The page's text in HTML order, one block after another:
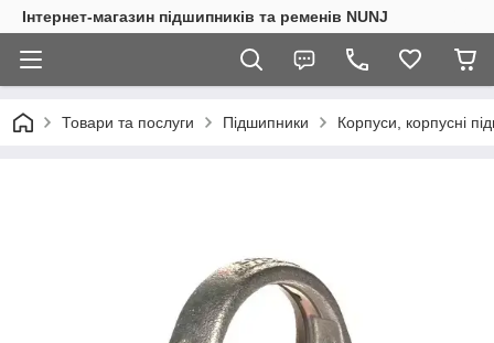
Інтернет-магазин підшипників та ременів NUNJ
Товари та послуги Підшипники Корпуси, корпусні